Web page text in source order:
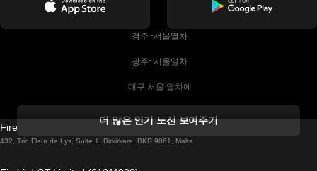
경주~서울열차
광주~서울열차
대구 서울 열차에
더블린에서 골웨이 열차
더 많은 인기 노선 보여주기
Firebird GT Limited (OC 1451)
432, Triq Fleur de Lys, Suite 1, Birkirkara, BKR 9061, Malta